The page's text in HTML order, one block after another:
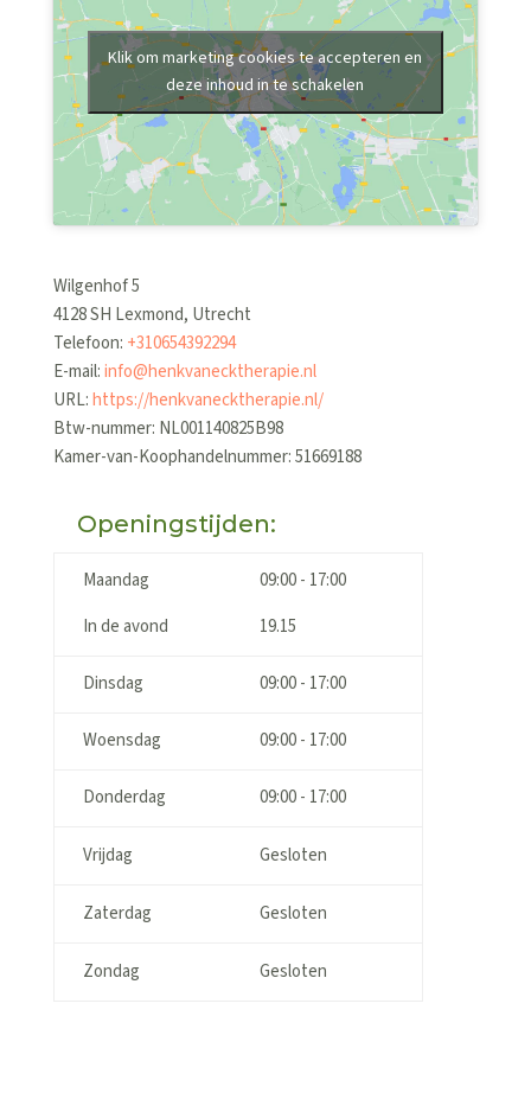
Klik om marketing cookies te accepteren en
deze inhoud in te schakelen
Wilgenhof 5
4128 SH Lexmond, Utrecht
Telefoon: +310654392294
E-mail:info@henkvanecktherapie.nl
URL:https://henkvanecktherapie.nl/
Btw-nummer: NL001140825B98
Kamer-van-Koophandelnummer: 51669188
Openingstijden:
Maandag
In de avond
09:00 - 17:00
19.15
Dinsdag 09:00 - 17:00
Woensdag 09:00 - 17:00
Donderdag 09:00 - 17:00
Vrijdag Gesloten
Zaterdag Gesloten
Zondag Gesloten